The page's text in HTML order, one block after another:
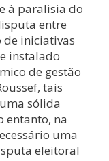
à paralisia do
entre
de iniciativas
instalado
de gestão
tais
sólida
entanto, na
uma
eleitoral